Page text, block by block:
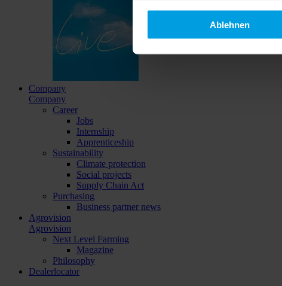
Ablehnen
Company
Company
Career
Jobs
Internship
Apprenticeship
Sustainability
Climate protection
Social projects
Supply Chain Act
Purchasing
Business partner news
Agrovision
Agrovision
Next Level Farming
Magazine
Philosophy
Dealerlocator